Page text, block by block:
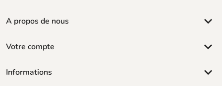
A propos de nous keyboard_arrow_down
Votre compte keyboard_arrow_down
Informations keyboard_arrow_down